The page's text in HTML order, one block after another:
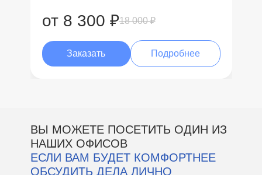
от 8 300 ₽18 000 ₽
Заказать Подробнее
ВЫ МОЖЕТЕ ПОСЕТИТЬ ОДИН ИЗ
НАШИХ ОФИСОВ
ЕСЛИ ВАМ БУДЕТ КОМФОРТНЕЕ
ОБСУДИТЬ ДЕЛА ЛИЧНО